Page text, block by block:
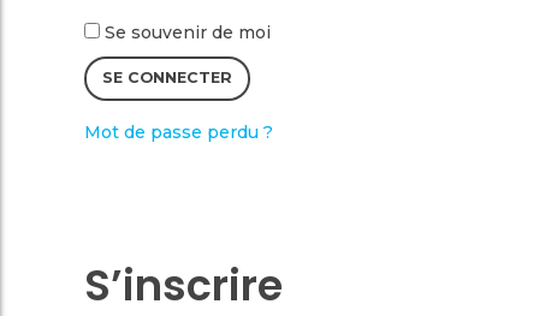
Se souvenir de moi
SE CONNECTER
Mot de passe perdu ?
S’inscrire